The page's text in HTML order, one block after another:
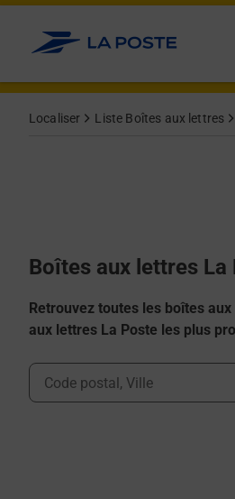
Allez au contenu
Localiser Liste Boîtes aux lettres
Boîtes aux lettres
Retrouvez toutes les boîtes
aux lettres La Poste les plus
Ville, Département, Code Postal